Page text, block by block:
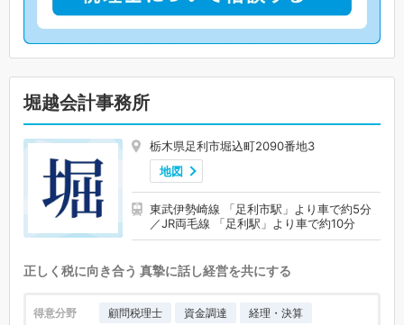
堀越会計事務所
栃木県足利市堀込町2090番地3
地図
東武伊勢崎線 「足利市駅」より車で約5分
／JR両毛線 「足利駅」より車で約10分
正しく税に向き合う 真摯に話し経営を共にする
得意分野 顧問税理士 資金調達 経理・決算